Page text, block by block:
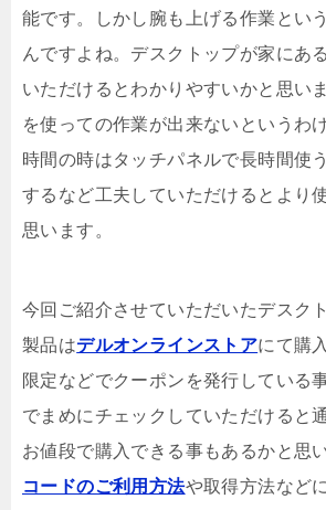
能です。しかし腕も上げる作業とい
んですよね。デスクトップが家にあ
いただけるとわかりやすいかと思い
を使っての作業が出来ないというわ
時間の時はタッチパネルで長時間使
するなど工夫していただけるとより
思います。
今回ご紹介させていただいたデスク
製品はデルオンラインストアにて購
限定などでクーポンを発行している
でまめにチェックしていただけると
お値段で購入できる事もあるかと思
コードのご利用方法や取得方法など